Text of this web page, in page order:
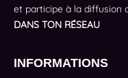
et participe à la diffusion
DANS TON RÉSEAU
INFORMATIONS